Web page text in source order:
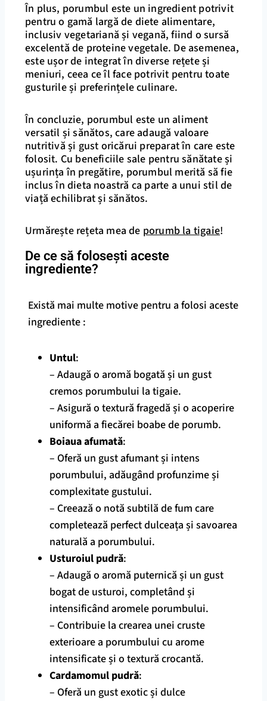
În plus, porumbul este un ingredient potrivit
pentru o gamă largă de diete alimentare,
inclusiv vegetariană și vegană, fiind o sursă
excelentă de proteine vegetale. De asemenea,
este ușor de integrat în diverse rețete și
meniuri, ceea ce îl face potrivit pentru toate
gusturile și preferințele culinare.
În concluzie, porumbul este un aliment
versatil și sănătos, care adaugă valoare
nutritivă și gust oricărui preparat în care este
folosit. Cu beneficiile sale pentru sănătate și
ușurința în pregătire, porumbul merită să fie
inclus în dieta noastră ca parte a unui stil de
viață echilibrat și sănătos.
Urmărește rețeta mea de porumb la tigaie!
De ce să folosești aceste
ingrediente?
Există mai multe motive pentru a folosi aceste
ingrediente :
Untul:
– Adaugă o aromă bogată și un gust
cremos porumbului la tigaie.
– Asigură o textură fragedă și o acoperire
uniformă a fiecărei boabe de porumb.
Boiaua afumată:
– Oferă un gust afumant și intens
porumbului, adăugând profunzime și
complexitate gustului.
– Creează o notă subtilă de fum care
completează perfect dulceața și savoarea
naturală a porumbului.
Usturoiul pudră:
– Adaugă o aromă puternică și un gust
bogat de usturoi, completând și
intensificând aromele porumbului.
– Contribuie la crearea unei cruste
exterioare a porumbului cu arome
intensificate și o textură crocantă.
Cardamomul pudră:
– Oferă un gust exotic și dulce